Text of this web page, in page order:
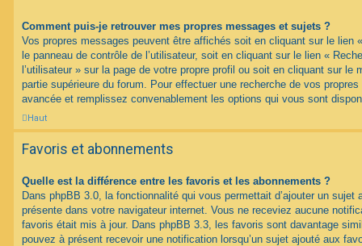
Comment puis-je retrouver mes propres messages et sujets ?
Vos propres messages peuvent être affichés soit en cliquant sur le lien
le panneau de contrôle de l’utilisateur, soit en cliquant sur le lien «
l’utilisateur » sur la page de votre propre profil ou soit en cliquant sur le
partie supérieure du forum. Pour effectuer une recherche de vos
avancée et remplissez convenablement les options qui vous sont
Haut
Favoris et abonnements
Quelle est la différence entre les favoris et les abonnements ?
Dans phpBB 3.0, la fonctionnalité qui vous permettait d’ajouter un
présente dans votre navigateur internet. Vous ne receviez aucune
favoris était mis à jour. Dans phpBB 3.3, les favoris sont davantage
pouvez à présent recevoir une notification lorsqu’un sujet ajouté aux